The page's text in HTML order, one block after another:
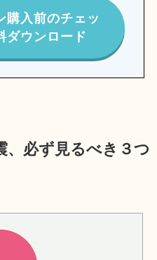
購入前のチェッ
ダウンロード
、必ず見るべき３つ